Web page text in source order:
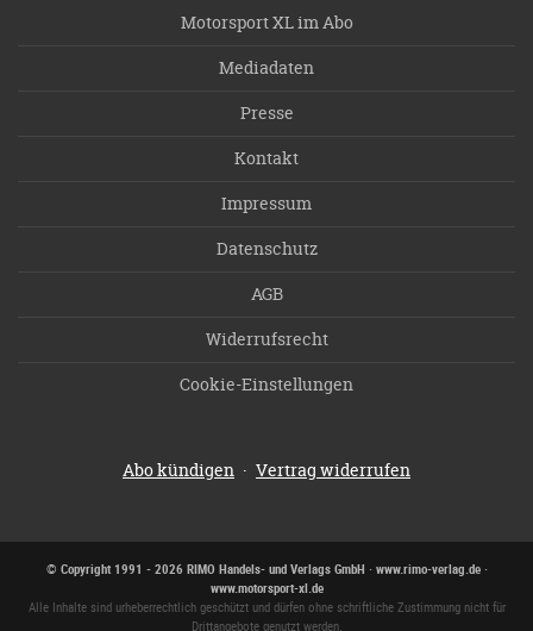
Motorsport XL im Abo
Mediadaten
Presse
Kontakt
Impressum
Datenschutz
AGB
Widerrufsrecht
Cookie-Einstellungen
Abo kündigen · Vertrag widerrufen
© Copyright 1991 - 2026 RIMO Handels- und Verlags GmbH · www.rimo-verlag.de ·
www.motorsport-xl.de
Alle Inhalte sind urheberrechtlich geschützt und dürfen ohne schriftliche Zustimmung nicht für
Drittangebote genutzt werden.